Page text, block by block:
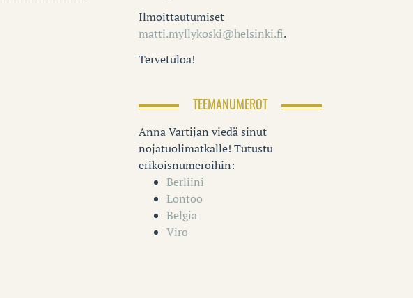
Ilmoittautumiset
matti.myllykoski@helsinki.fi.
Tervetuloa!
TEEMANUMEROT
Anna Vartijan viedä sinut
nojatuolimatkalle! Tutustu
erikoisnumeroihin:
Berliini
Lontoo
Belgia
Viro